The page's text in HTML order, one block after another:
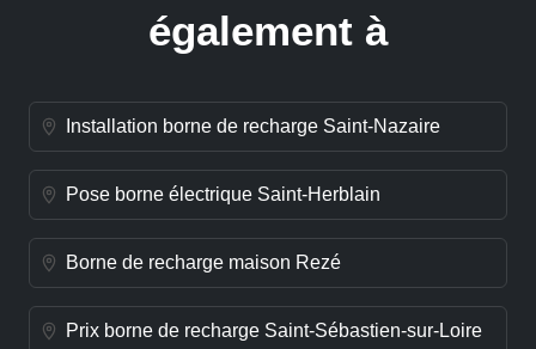
également à
Installation borne de recharge Saint-Nazaire
Pose borne électrique Saint-Herblain
Borne de recharge maison Rezé
Prix borne de recharge Saint-Sébastien-sur-Loire